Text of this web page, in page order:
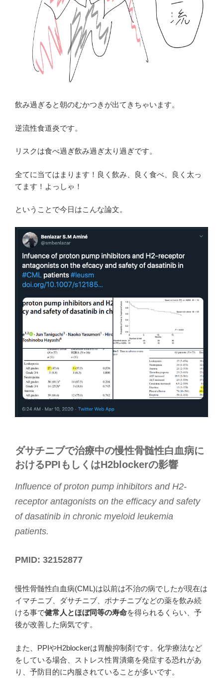
飲み過ぎると朝のむかつきが出てきちゃいます。
逆流性食道炎です。
リスクは食べ過ぎ飲み過ぎ太り過ぎです。
全てに当てはまります！良く飲み、良く食べ、良く太っ
てます！よっしゃ！
ということで今日はこんな論文。
ダサチニブで治療中の慢性骨髄性白血病に
おけるPPIもしくはH2blockerの影響
Influence of proton pump inhibitors and H2-
receptor antagonists on the efficacy and safety
of dasatinib in chronic myeloid leukemia
patients.
PMID: 32152877
慢性骨髄性白血病(CML)は以前は不治の病でしたが現在は
イマチニブ、ダサチニブ、ポナチニブなどの薬を飲み続
ける事で健常人とほぼ同等の寿命を得られるくらい、予
後が改善した病気です。
また、PPIやH2blockerは胃酸抑制剤です。化学療法など
をしている場合、ストレス性胃潰瘍を発症する恐れがあ
り、予防目的に内服されていることが多いです。